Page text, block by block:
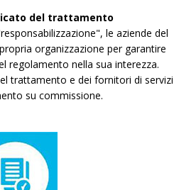
del trattamento
le aziende del
organizzazione per garantire
regolamento nella sua interezza.
trattamento e dei fornitori di servizi
su commissione.